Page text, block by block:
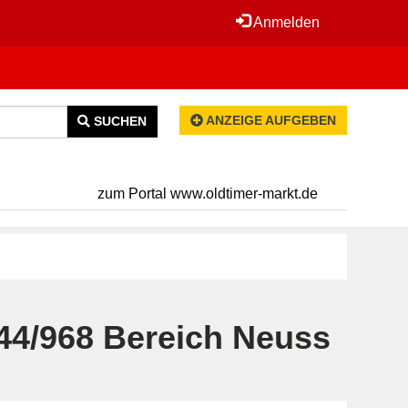
Anmelden
SUCHEN ANZEIGE AUFGEBEN
zum Portal www.oldtimer-markt.de
968 Bereich Neuss